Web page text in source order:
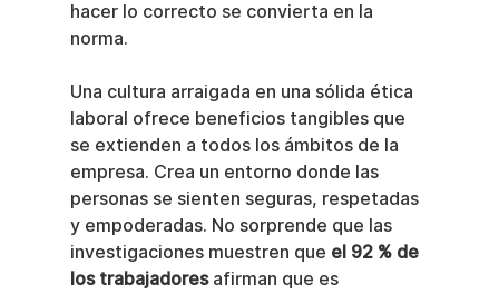
hacer lo correcto se convierta en la
norma.
Una cultura arraigada en una sólida ética
laboral ofrece beneficios tangibles que
se extienden a todos los ámbitos de la
empresa. Crea un entorno donde las
personas se sienten seguras, respetadas
y empoderadas. No sorprende que las
investigaciones muestren que el 92 % de
los trabajadores afirman que es